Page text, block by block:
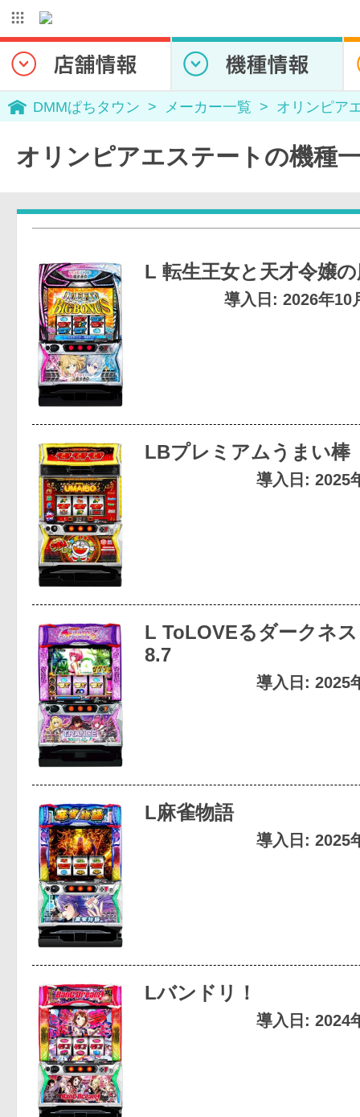
DMMぱちタウン メーカー一覧 オリンピア
オリンピアエステートの機種
L 転生王女と天才令嬢
導入日: 2026年10
LBプレミアムうまい棒
導入日: 2025
L ToLOVEるダークネ
8.7
導入日: 2025
L麻雀物語
導入日: 2025
Lバンドリ！
導入日: 2024